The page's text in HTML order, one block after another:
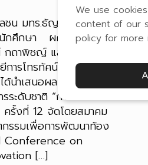
ชน มทร.ธัญบุรี ขอแสดง
นักศึกษา ผศ.ดร.วิภาวี
ถาพิชญ์ และ นายธนกร
การโทรทัศน์และวิทยุ
นำเสนอผลงานปริญญา
ระดับชาติ “การจัดการ
ครั้งที่ 12 จัดโดยสมาคม
กรรมเพื่อการพัฒนาท้อง
Conference on
[…]
We use
content of our
policy for more